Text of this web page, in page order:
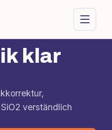
klar
verständlich